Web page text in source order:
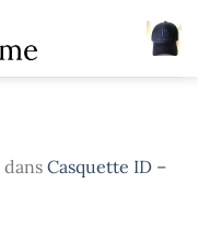
dans Casquette ID –